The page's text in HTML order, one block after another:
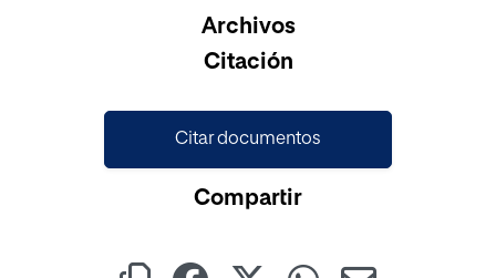
Cargando...Archivos
Citación
Citar documentos
Compartir